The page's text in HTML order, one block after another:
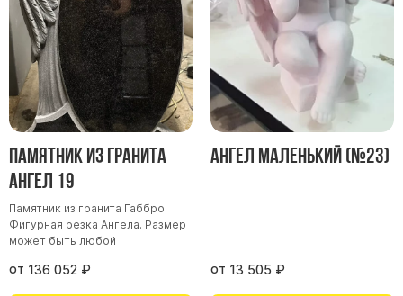
Памятник из гранита
Ангел 19
Памятник из гранита Габбро.
Фигурная резка Ангела. Размер
может быть любой
от 136 052 ₽
Ангел маленький (№23)
от 13 505 ₽